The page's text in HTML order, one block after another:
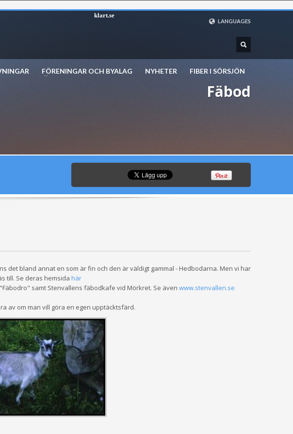
LANGUAGES
klart.se
FÖRENINGAR OCH BYALAG NYHETER FIBER I SÖRSJÖN
Fäbod
det bland annat en som är fin och den är väldigt gammal - Hedbodarna. Men vi har
till. Se deras hemsida här
samt Stenvallens fäbodkafe vid Mörkret. Se även www.stenvallen.se
av om man vill göra en egen upptäcktsfärd.